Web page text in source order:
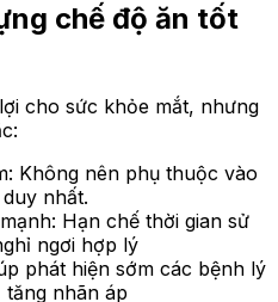
chế độ ăn tốt
cho sức khỏe mắt, nhưng
Không nên phụ thuộc vào
nhất.
Hạn chế thời gian sử
ngơi hợp lý
phát hiện sớm các bệnh lý
nhãn áp